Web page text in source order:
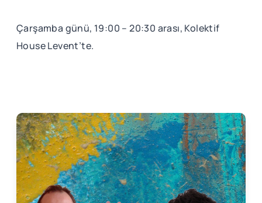
Çarşamba günü, 19:00 – 20:30 arası, Kolektif
House Levent’te.